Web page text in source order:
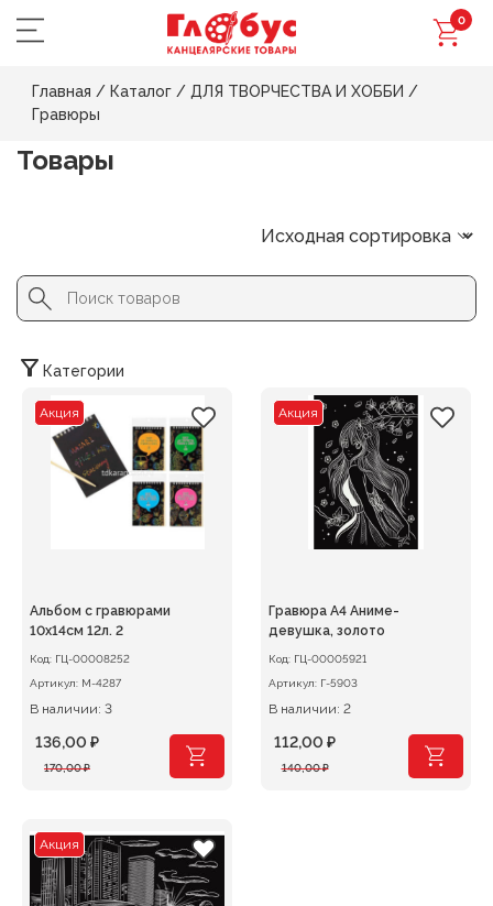
0
Главная / Каталог / ДЛЯ ТВОРЧЕСТВА И ХОББИ /
Гравюры
Товары
Search
for:
Button
Категории
Акция
Альбом с гравюрами
10х14см 12л. 2
Код: ГЦ-00008252
Артикул: М-4287
В наличии: 3
170,00₽
Первоначальная
170,00 ₽.
136,00 ₽
Текущая
Акция
Гравюра А4 Аниме-
девушка, золото
Код: ГЦ-00005921
Артикул: Г-5903
В наличии: 2
140,00₽
Первоначальная
112,00 ₽
Текущая
Акция